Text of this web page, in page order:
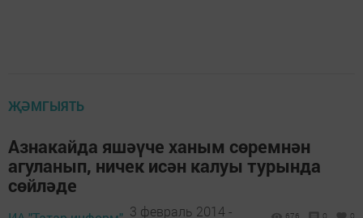
ҖӘМГЫЯТЬ
Азнакайда яшәүче ханым сөремнән
агуланып, ничек исән калуы турында
сөйләде
3 февраль 2014 -